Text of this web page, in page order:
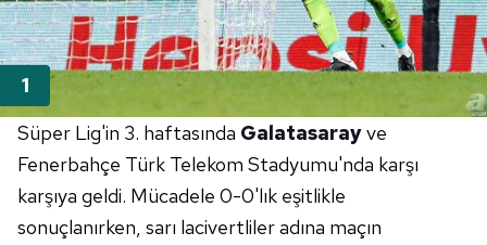
Süper Lig'in 3. haftasında Galatasarayve
Fenerbahçe Türk Telekom Stadyumu'nda karşı
karşıya geldi. Mücadele 0-0'lık eşitlikle
sonuçlanırken, sarı lacivertliler adına maçın